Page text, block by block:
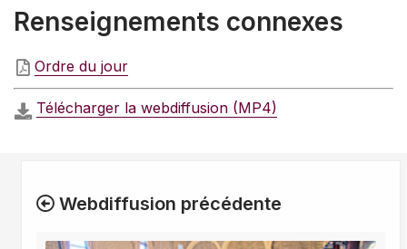
Renseignements connexes
Ordre du jour
Télécharger la webdiffusion (MP4)
Webdiffusion précédente